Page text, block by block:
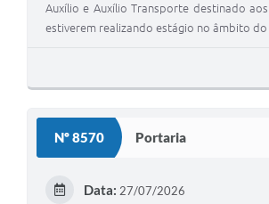
Auxílio e Auxílio Transporte destinado
estiverem realizando estágio no âmbito do
empresa INSTITUTO NACIONAL
PROFISSIONAL
Nº 8570 Portaria
Data: 27/07/2026